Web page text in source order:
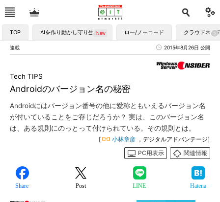
TOP AIを作り動かし守り生かす ロー/ノーコード クラウドネイ
連載 2015年8月26日 公開
Androidのバージョン名の秘密
Tech TIPS
Androidにはバージョン番号の他に愛称ともいえるバージョン名
が付いていることをご存じだろうか？ 実は、このバージョン名
は、ある規則にのっとって付けられている。その規則とは。
[ 小林章彦 ，デジタルアドバンテージ]
PC用表示
関連情報
Share Post LINE Hatena